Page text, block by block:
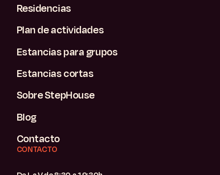
Residencias
Plan de actividades
Estancias para grupos
Estancias cortas
Sobre StepHouse
Blog
Contacto
CONTACTO